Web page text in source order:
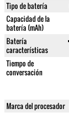
Tipo de batería
Capacidad de la
batería (mAh)
Batería
características
Tiempo de
conversación
Marca del procesador